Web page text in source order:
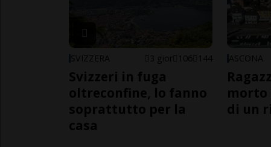
SVIZZERA 3 gior 106 144
Svizzeri in fuga
oltreconfine, lo fanno
soprattutto per la
casa
ASCONA
morto
di un